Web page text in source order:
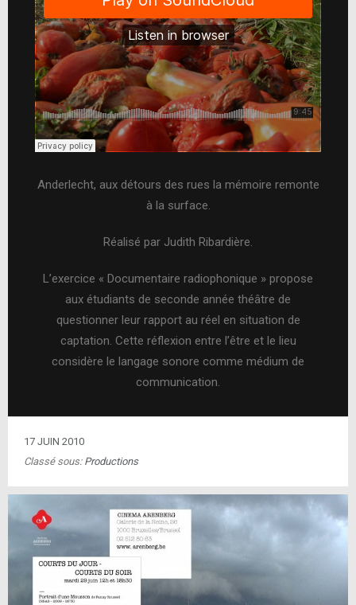
Anderlecht, aux détours des rues la mémoire remonte
à la surface.
Réalisé par Judith Ribardière.
L’exercice « Documentaire radiophonique » propose
aux étudiants de seconde année théâtre de
questionner leur rapport au réel en situation de
captation. Cette réflexion entre l’être et le lieu
considère le langage sonore comme médium de
communication.
17 JUIN 2010
Classé sous: Productions